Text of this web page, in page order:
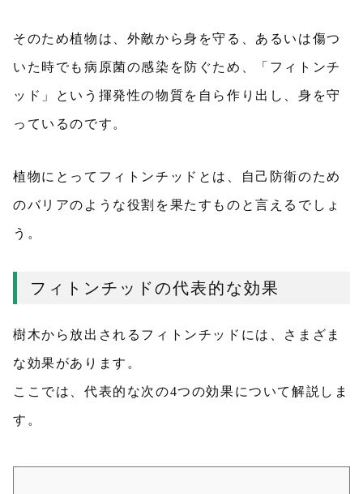
そのため植物は、外敵から身を守る、あるいは傷つ
いた時でも病原菌の感染を防ぐため、「フィトンチ
ッド」という揮発性の物質を自ら作り出し、身を守
っているのです。
植物にとってフィトンチッドとは、自己防衛のため
のバリアのような役割を果たすものと言えるでしょ
う。
フィトンチッドの代表的な効果
樹木から放出されるフィトンチッドには、さまざま
な効果があります。
ここでは、代表的な次の4つの効果について解説しま
す。